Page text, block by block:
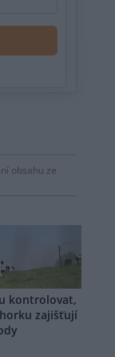
obsahu ze
kontrolovat,
zajišťují